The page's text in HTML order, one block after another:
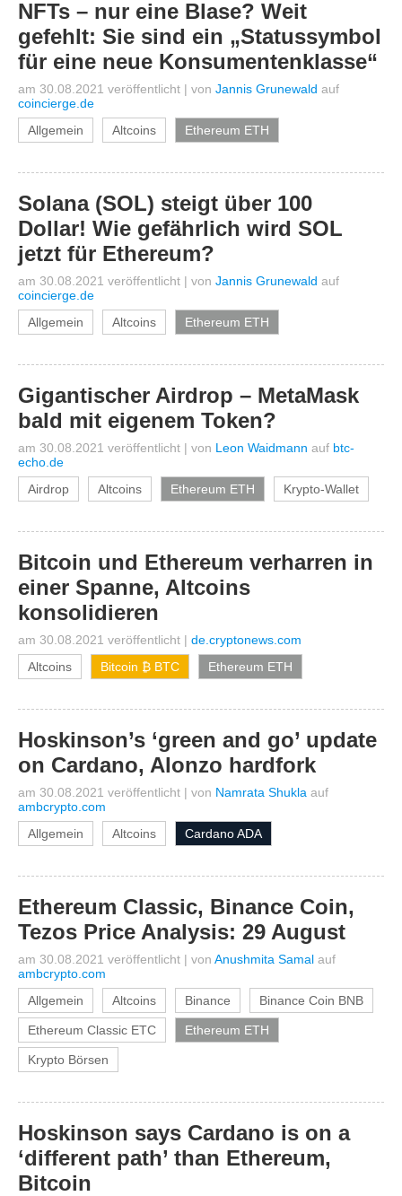
NFTs – nur eine Blase? Weit
gefehlt: Sie sind ein „Statussymbol
für eine neue Konsumentenklasse“
am 30.08.2021 veröffentlicht | von Jannis Grunewald auf
coincierge.de
Allgemein
Altcoins Ethereum ETH
Solana (SOL) steigt über 100
Dollar! Wie gefährlich wird SOL
jetzt für Ethereum?
am 30.08.2021 veröffentlicht | von Jannis Grunewald auf
coincierge.de
Allgemein
Altcoins Ethereum ETH
Gigantischer Airdrop – MetaMask
bald mit eigenem Token?
am 30.08.2021 veröffentlicht | von Leon Waidmann auf btc-
echo.de
Airdrop
Altcoins Ethereum ETH Krypto-Wallet
Bitcoin und Ethereum verharren in
einer Spanne, Altcoins
konsolidieren
am 30.08.2021 veröffentlicht | de.cryptonews.com
Altcoins
Bitcoin ₿ BTC Ethereum ETH
Hoskinson’s ‘green and go’ update
on Cardano, Alonzo hardfork
am 30.08.2021 veröffentlicht | von Namrata Shukla auf
ambcrypto.com
Allgemein
Altcoins Cardano ADA
Ethereum Classic, Binance Coin,
Tezos Price Analysis: 29 August
am 30.08.2021 veröffentlicht | von Anushmita Samal auf
ambcrypto.com
Allgemein
Altcoins Binance Binance Coin BNB
Ethereum Classic ETC Ethereum ETH
Krypto Börsen
Hoskinson says Cardano is on a
‘different path’ than Ethereum,
Bitcoin